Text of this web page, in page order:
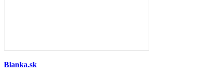
Blanka.sk